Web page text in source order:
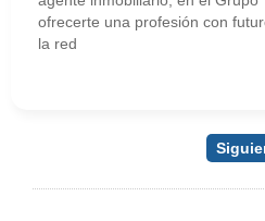
ofrecerte una profesión con
la red